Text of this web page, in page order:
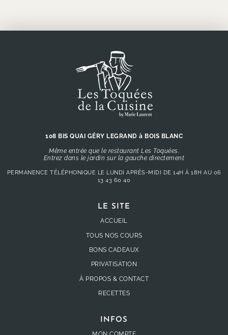
108 BIS QUAI GÉRY LEGRAND à BOIS BLANC
Même entrée que le restaurant Les Toquées.
Entrez dans le jardin sur la gauche directement
PERMANENCE TÉLÉPHONIQUE LE LUNDI APRÈS-MIDI DE 14H À 18H AU 06
13 43 60 40
LE SITE
ACCUEIL
TOUS NOS COURS
BONS CADEAUX
PRIVATISATION
À PROPOS & CONTACT
RECETTES
INFOS